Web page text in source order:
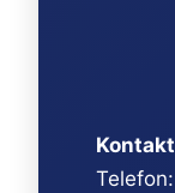
Kontakt
Telefon: